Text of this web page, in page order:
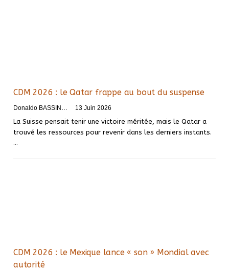
CDM 2026 : le Qatar frappe au bout du suspense
Donaldo BASSINGA 13 Juin 2026
La Suisse pensait tenir une victoire méritée, mais le Qatar a
trouvé les ressources pour revenir dans les derniers instants.
…
CDM 2026 : le Mexique lance « son » Mondial avec
autorité